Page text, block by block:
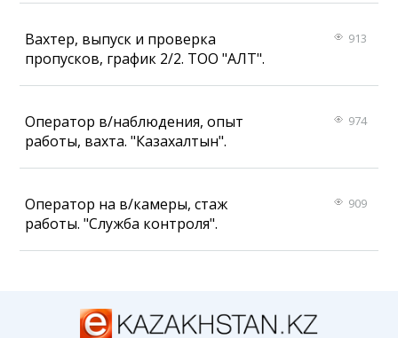
Вахтер, выпуск и проверка
пропусков, график 2/2. ТОО "АЛТ".
913
Оператор в/наблюдения, опыт
работы, вахта. "Казахалтын".
974
Оператор на в/камеры, стаж
работы. "Служба контроля".
909